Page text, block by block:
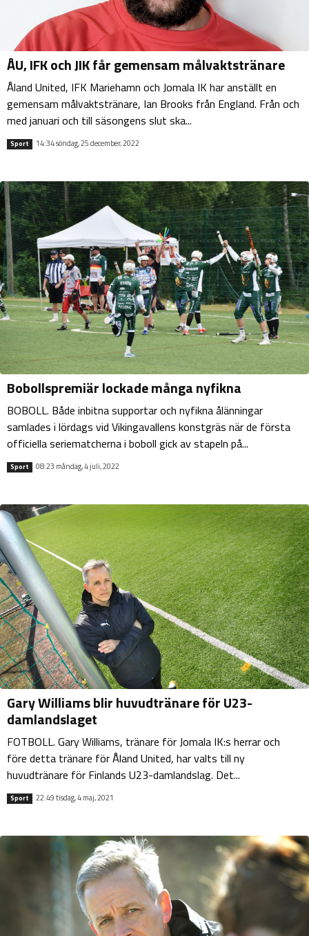
ÅU, IFK och JIK får gemensam målvaktstränare
Åland United, IFK Mariehamn och Jomala IK har anställt en
gemensam målvaktstränare, Ian Brooks från England. Från och
med januari och till säsongens slut ska...
Sport 14:34 söndag, 25 december, 2022
Bobollspremiär lockade många nyfikna
BOBOLL. Både inbitna supportar och nyfikna ålänningar
samlades i lördags vid Vikingavallens konstgräs när de första
officiella seriematcherna i boboll gick av stapeln på...
Sport 08:23 måndag, 4 juli, 2022
Gary Williams blir huvudtränare för U23-
damlandslaget
FOTBOLL. Gary Williams, tränare för Jomala IK:s herrar och
före detta tränare för Åland United, har valts till ny
huvudtränare för Finlands U23-damlandslag. Det...
Sport 22:49 tisdag, 4 maj, 2021